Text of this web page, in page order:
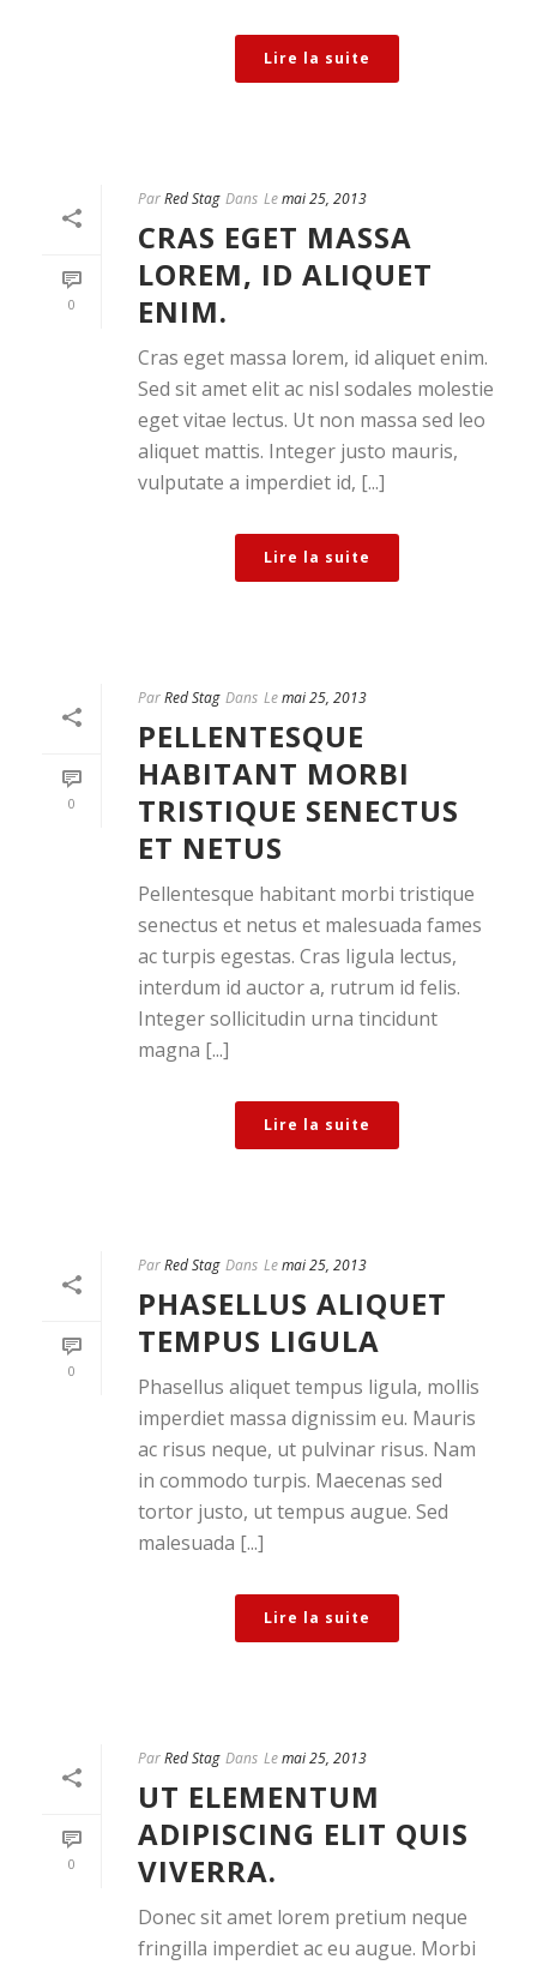
Lire la suite
0
ParRed Stag Dans Lemai 25, 2013
CRAS EGET MASSA
LOREM, ID ALIQUET
ENIM.
Cras eget massa lorem, id aliquet enim.
Sed sit amet elit ac nisl sodales molestie
eget vitae lectus. Ut non massa sed leo
aliquet mattis. Integer justo mauris,
vulputate a imperdiet id, [...]
Lire la suite
0
ParRed Stag Dans Lemai 25, 2013
PELLENTESQUE
HABITANT MORBI
TRISTIQUE SENECTUS
ET NETUS
Pellentesque habitant morbi tristique
senectus et netus et malesuada fames
ac turpis egestas. Cras ligula lectus,
interdum id auctor a, rutrum id felis.
Integer sollicitudin urna tincidunt
magna [...]
Lire la suite
0
ParRed Stag Dans Lemai 25, 2013
PHASELLUS ALIQUET
TEMPUS LIGULA
Phasellus aliquet tempus ligula, mollis
imperdiet massa dignissim eu. Mauris
ac risus neque, ut pulvinar risus. Nam
in commodo turpis. Maecenas sed
tortor justo, ut tempus augue. Sed
malesuada [...]
Lire la suite
0
ParRed Stag Dans Lemai 25, 2013
UT ELEMENTUM
ADIPISCING ELIT QUIS
VIVERRA.
Donec sit amet lorem pretium neque
fringilla imperdiet ac eu augue. Morbi